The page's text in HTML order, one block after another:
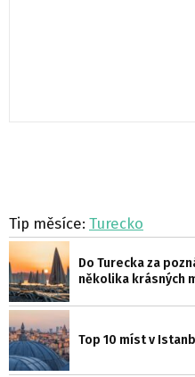
Tip měsíce: Turecko
Do Turecka za
několika krásných
Top 10 míst v